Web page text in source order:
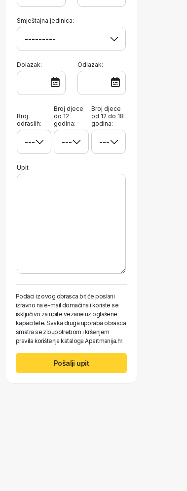
Smještajna jedinica:
Dolazak: Odlazak:
Broj
odraslih:
Broj djece
do 12
godina:
Broj djece
od 12 do 18
godina:
Upit
Podaci iz ovog obrasca bit će poslani
izravno na e-mail domaćina i koriste se
isključivo za upite vezane uz oglašene
kapacitete. Svaka druga uporaba obrasca
smatra se zloupotrebom i kršenjem
pravila korištenja kataloga Apartmanija.hr.
Pošalji upit